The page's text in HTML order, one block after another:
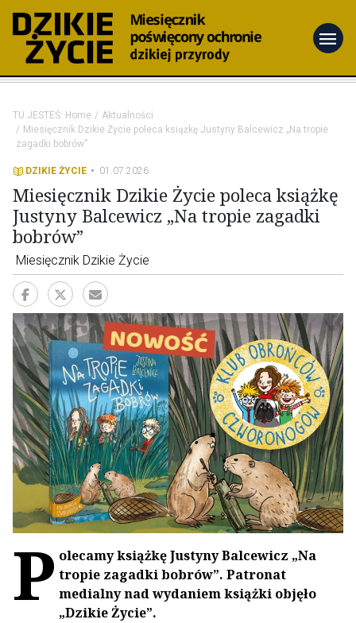
menu
TU JESTEŚ: Home
Aktualności
Miesięcznik Dzikie Życie poleca książkę Justyny Balcewicz „Na tropie
zagadki bobrów”
DZIKIE ŻYCIE 01.07.2026
Miesięcznik Dzikie Życie poleca książkę
Justyny Balcewicz „Na tropie zagadki
bobrów”
Miesięcznik Dzikie Życie
P olecamy książkę Justyny Balcewicz „Na
tropie zagadki bobrów”. Patronat
medialny nad wydaniem książki objęło
„Dzikie Życie”.